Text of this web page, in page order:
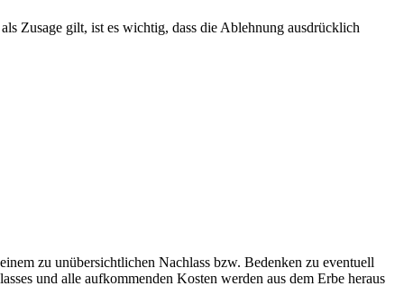
Zusage gilt, ist es wichtig, dass die Ablehnung ausdrücklich
zu unübersichtlichen Nachlass bzw. Bedenken zu eventuell
und alle aufkommenden Kosten werden aus dem Erbe heraus